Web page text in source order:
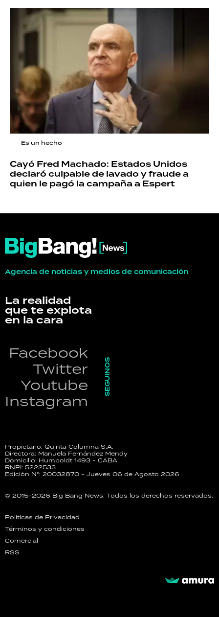
Es un hecho
Cayó Fred Machado: Estados Unidos
declaró culpable de lavado y fraude a
quien le pagó la campaña a Espert
Agencia de noticias y medios de comunicación
La realidad
que te explota
en la cara
Facebook
Twitter
Youtube
Instagram
SEGUINOS
Propietario: Quinta Columna S.A.
Directora: Manuela Fernández Mendy
Domicilio: Humboldt 1493 - CABA
RNPI: 5222533
Edición N°: 20032870 - Jueves 06 de Agosto 2026
© 2015-2026 Big Bang News. Todos los derechos reservados.
Políticas de Privacidad
Términos y condiciones
Comercial
RSS